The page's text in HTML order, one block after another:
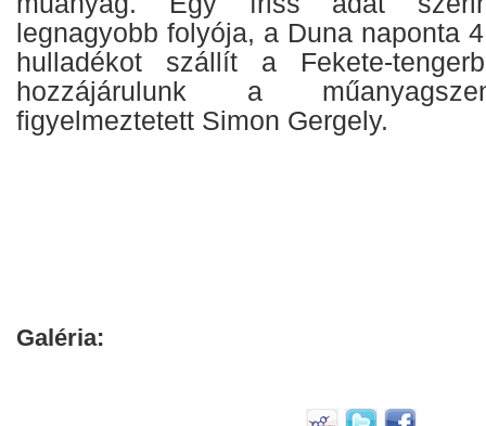
legnagyobb folyója, a Duna naponta
hulladékot szállít a Fekete-
hozzájárulunk a
figyelmeztetett Simon Gergely.
Galéria: